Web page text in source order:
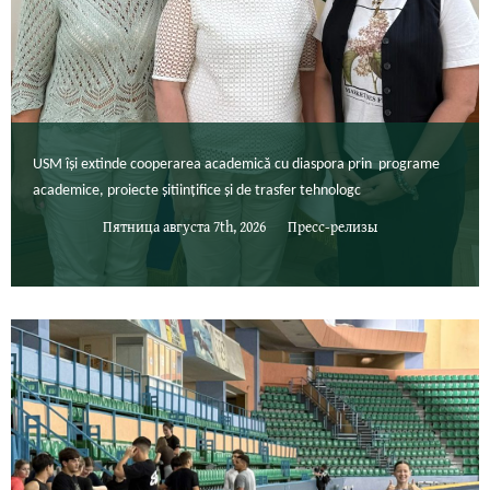
USM își extinde cooperarea academică cu diaspora prin programe
academice, proiecte șitiințifice și de trasfer tehnologc
Пятница августа 7th, 2026 Пресс-релизы